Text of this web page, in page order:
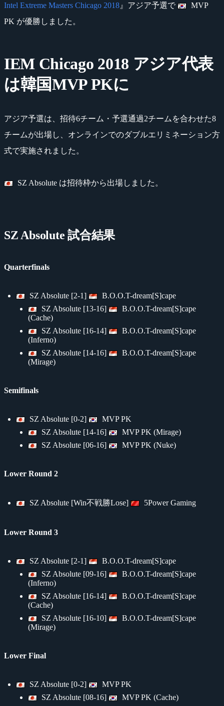
Intel Extreme Masters Chicago 2018 』アジア予選で
MVP
PK が優勝しました。
IEM Chicago 2018 アジア代表
は韓国MVP PKに
アジア予選は、招待6チーム・予選通過2チームを合わせた8
チームが出場し、オンラインでのダブルエリミネーション方
式で実施されました。
SZ Absolute は招待枠から出場しました。
SZ Absolute 試合結果
Quarterfinals
SZ Absolute [2-1]
B.O.O.T-dream[S]cape
SZ Absolute [13-16]
B.O.O.T-dream[S]cape
(Cache)
SZ Absolute [16-14]
B.O.O.T-dream[S]cape
(Inferno)
SZ Absolute [14-16]
B.O.O.T-dream[S]cape
(Mirage)
Semifinals
SZ Absolute [0-2]
MVP PK
SZ Absolute [14-16]
MVP PK (Mirage)
SZ Absolute [06-16]
MVP PK (Nuke)
Lower Round 2
SZ Absolute [Win不戦勝Lose] 5Power Gaming
Lower Round 3
SZ Absolute [2-1]
B.O.O.T-dream[S]cape
SZ Absolute [09-16]
B.O.O.T-dream[S]cape
(Inferno)
SZ Absolute [16-14]
B.O.O.T-dream[S]cape
(Cache)
SZ Absolute [16-10]
B.O.O.T-dream[S]cape
(Mirage)
Lower Final
SZ Absolute [0-2]
MVP PK
SZ Absolute [08-16]
MVP PK (Cache)